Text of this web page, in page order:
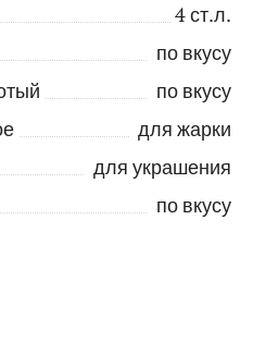
4ст.л.
по вкусу
по вкусу
для жарки
для украшения
по вкусу